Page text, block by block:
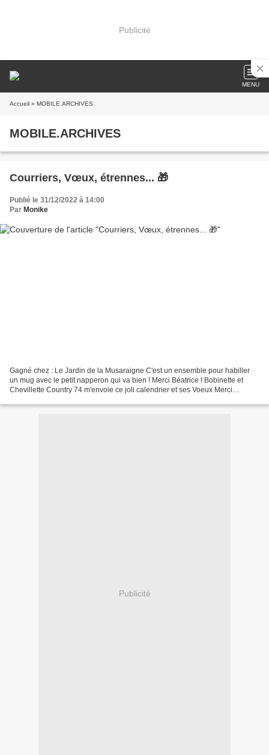
Publicité
MENU
Accueil » MOBILE.ARCHIVES
MOBILE.ARCHIVES
Courriers, Vœux, étrennes... 🎁
Publié le 31/12/2022 à 14:00
Par Monike
Gagné chez : Le Jardin de la Musaraigne C'est un ensemble pour habiller
un mug avec le petit napperon qui va bien ! Merci Béatrice ! Bobinette et
Chevillette Country 74 m'envoie ce joli calendrier et ses Voeux Merci
Publicité